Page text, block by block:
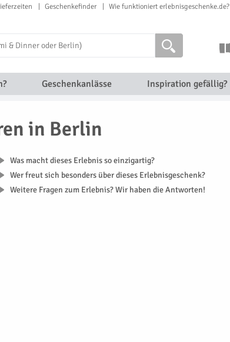
Geschenkefinder Wie funktioniert erlebnisgeschenke.de?
Geschenkanlässe Inspiration gefällig?
in Berlin
Was macht dieses Erlebnis so einzigartig?
Wer freut sich besonders über dieses Erlebnisgeschenk?
Weitere Fragen zum Erlebnis? Wir haben die Antworten!